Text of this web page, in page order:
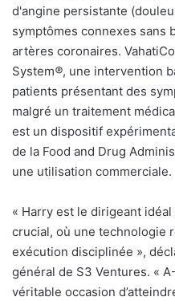
d'angine persistante
symptômes connexes sans
artères coronaires.
System®, une intervention
patients présentant des
malgré un traitement
est un dispositif
de la Food and Drug
une utilisation commerciale.
« Harry est le dirigeant
crucial, où une technologie
exécution disciplinée »,
général de S3 Ventures. «
véritable occasion